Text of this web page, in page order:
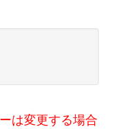
は変更する場合